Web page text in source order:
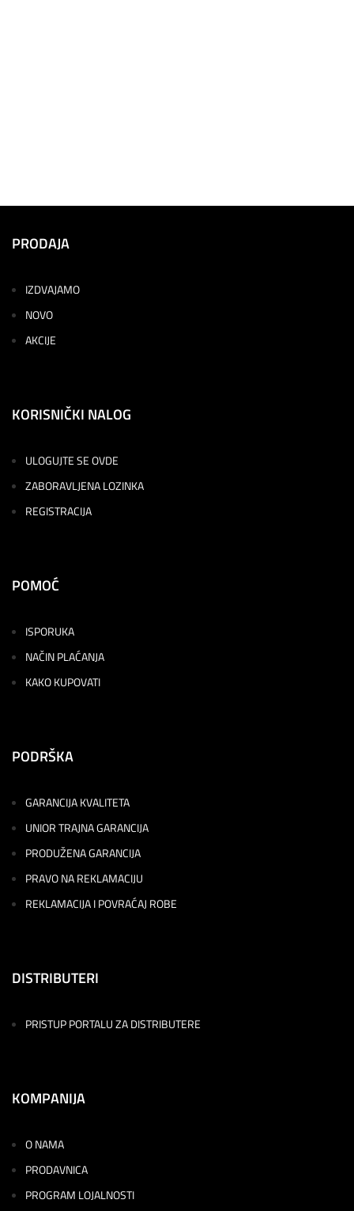
PRODAJA
IZDVAJAMO
NOVO
AKCIJE
KORISNIČKI NALOG
ULOGUJTE SE OVDE
ZABORAVLJENA LOZINKA
REGISTRACIJA
POMOĆ
ISPORUKA
NAČIN PLAĆANJA
KAKO KUPOVATI
PODRŠKA
GARANCIJA KVALITETA
UNIOR TRAJNA GARANCIJA
PRODUŽENA GARANCIJA
PRAVO NA REKLAMACIJU
REKLAMACIJA I POVRAĆAJ ROBE
DISTRIBUTERI
PRISTUP PORTALU ZA DISTRIBUTERE
KOMPANIJA
O NAMA
PRODAVNICA
PROGRAM LOJALNOSTI